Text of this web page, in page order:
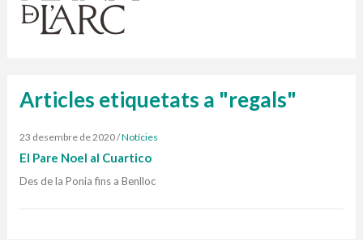
Articles etiquetats a "regals"
23 desembre de 2020/Notícies
El Pare Noel al Cuartico
Des de la Ponia fins a Benlloc